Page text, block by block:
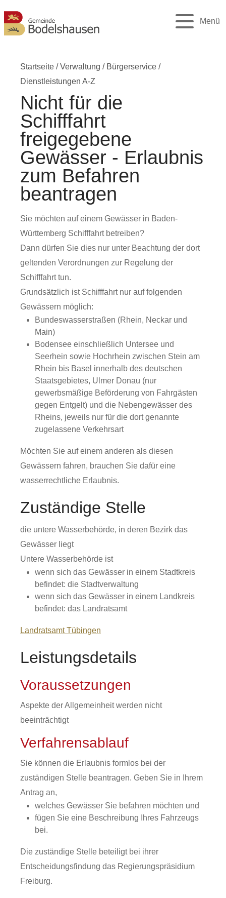
Menü
Startseite /Verwaltung / Bürgerservice /
Dienstleistungen A-Z
Nicht für die
Schifffahrt
freigegebene
Gewässer - Erlaubnis
zum Befahren
beantragen
Sie möchten auf einem Gewässer in Baden-
Württemberg Schifffahrt betreiben?
Dann dürfen Sie dies nur unter Beachtung der dort
geltenden Verordnungen zur Regelung der
Schifffahrt tun.
Grundsätzlich ist Schifffahrt nur auf folgenden
Gewässern möglich:
Bundeswasserstraßen (Rhein, Neckar und
Main)
Bodensee einschließlich Untersee und
Seerhein sowie Hochrhein zwischen Stein am
Rhein bis Basel innerhalb des deutschen
Staatsgebietes, Ulmer Donau (nur
gewerbsmäßige Beförderung von Fahrgästen
gegen Entgelt)und die Nebengewässer des
Rheins, jeweils nur für die dort genannte
zugelassene Verkehrsart
Möchten Sie auf einem anderen als diesen
Gewässern fahren, brauchen Sie dafür eine
wasserrechtliche Erlaubnis.
Zuständige Stelle
die untere Wasserbehörde, in deren Bezirk das
Gewässer liegt
Untere Wasserbehörde ist
wenn sich das Gewässer in einem Stadtkreis
befindet: die Stadtverwaltung
wenn sich das Gewässer in einem Landkreis
befindet: das Landratsamt
Landratsamt Tübingen
Leistungsdetails
Voraussetzungen
Aspekte der Allgemeinheit werden nicht
beeinträchtigt
Verfahrensablauf
Sie können die Erlaubnis formlos bei der
zuständigen Stelle beantragen. Geben Sie in Ihrem
Antrag an,
welches Gewässer Sie befahren möchten und
fügen Sie eine Beschreibung Ihres Fahrzeugs
bei.
Die zuständige Stelle beteiligt bei ihrer
Entscheidungsfindung das Regierungspräsidium
Freiburg.